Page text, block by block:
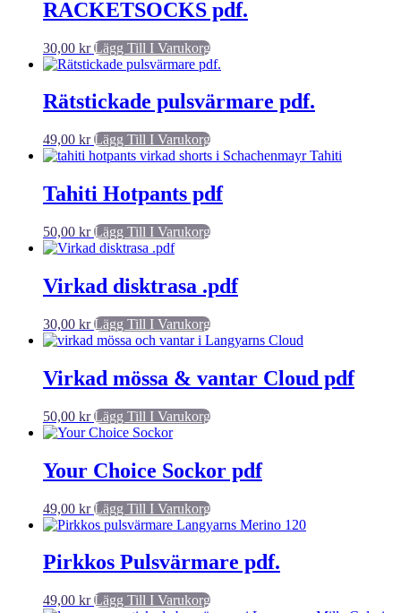
RACKETSOCKS pdf.
30,00 kr Lägg Till I Varukorg
Rätstickade pulsvärmare pdf.
49,00 kr Lägg Till I Varukorg
Tahiti Hotpants pdf
50,00 kr Lägg Till I Varukorg
Virkad disktrasa .pdf
30,00 kr Lägg Till I Varukorg
Virkad mössa & vantar Cloud pdf
50,00 kr Lägg Till I Varukorg
Your Choice Sockor pdf
49,00 kr Lägg Till I Varukorg
Pirkkos Pulsvärmare pdf.
49,00 kr Lägg Till I Varukorg